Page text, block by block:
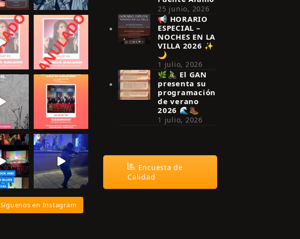
Síguenos en Instagram
25 junio, 2026
📢 HORARIO
ESPECIAL –
NOCHES EN LA
VILLA 2026 ✨
🌙
1 julio, 2026
🌿🚴‍♂️ El GAN
presenta su
programación
de verano
2026 🌊🥾
1 julio, 2026
Encuesta de
Calidad